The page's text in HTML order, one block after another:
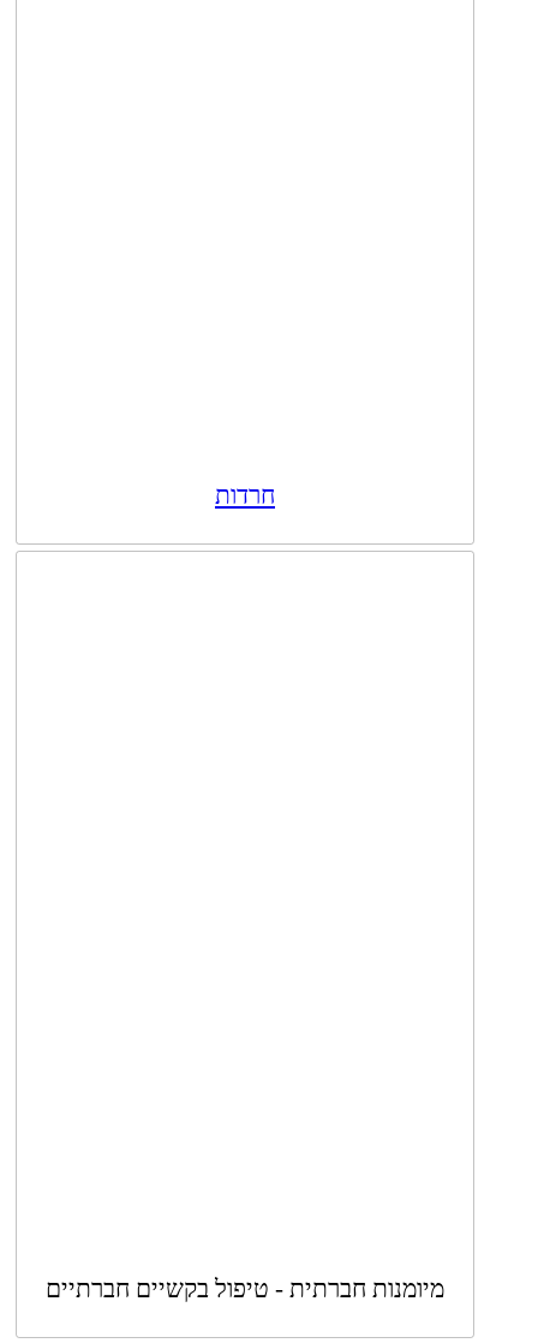
חרדות
מיומנות חברתית - טיפול בקשיים חברתיים